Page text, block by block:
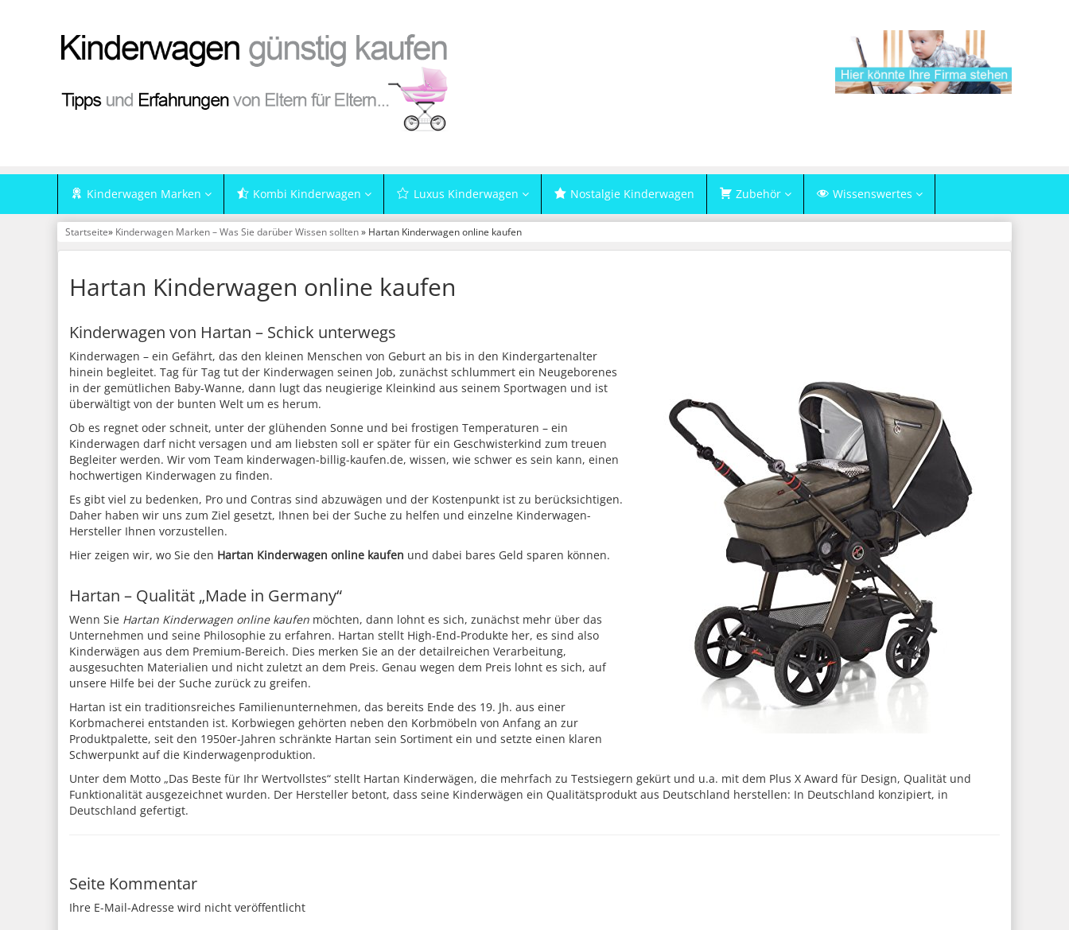
Kinderwagen Marken Kombi Kinderwagen Luxus Kinderwagen Nostalgie Kinderwagen Zubehör Wissenswertes
Startseite» Kinderwagen Marken – Was Sie darüber Wissen sollten» Hartan Kinderwagen online kaufen
Hartan Kinderwagen online kaufen
Kinderwagen von Hartan – Schick unterwegs
Kinderwagen – ein Gefährt, das den kleinen Menschen von Geburt an bis in den Kindergartenalter
hinein begleitet. Tag für Tag tut der Kinderwagen seinen Job, zunächst schlummert ein Neugeborenes
in der gemütlichen Baby-Wanne, dann lugt das neugierige Kleinkind aus seinem Sportwagen und ist
überwältigt von der bunten Welt um es herum.
Ob es regnet oder schneit, unter der glühenden Sonne und bei frostigen Temperaturen – ein
Kinderwagen darf nicht versagen und am liebsten soll er später für ein Geschwisterkind zum treuen
Begleiter werden. Wir vom Team kinderwagen-billig-kaufen.de, wissen, wie schwer es sein kann, einen
hochwertigen Kinderwagen zu finden.
Es gibt viel zu bedenken, Pro und Contras sind abzuwägen und der Kostenpunkt ist zu berücksichtigen.
Daher haben wir uns zum Ziel gesetzt, Ihnen bei der Suche zu helfen und einzelne Kinderwagen-
Hersteller Ihnen vorzustellen.
Hier zeigen wir, wo Sie den Hartan Kinderwagen online kaufen und dabei bares Geld sparen können.
Hartan – Qualität „Made in Germany“
Wenn Sie Hartan Kinderwagen online kaufen möchten, dann lohnt es sich, zunächst mehr über das
Unternehmen und seine Philosophie zu erfahren. Hartan stellt High-End-Produkte her, es sind also
Kinderwägen aus dem Premium-Bereich. Dies merken Sie an der detailreichen Verarbeitung,
ausgesuchten Materialien und nicht zuletzt an dem Preis. Genau wegen dem Preis lohnt es sich, auf
unsere Hilfe bei der Suche zurück zu greifen.
Hartan ist ein traditionsreiches Familienunternehmen, das bereits Ende des 19. Jh. aus einer
Korbmacherei entstanden ist. Korbwiegen gehörten neben den Korbmöbeln von Anfang an zur
Produktpalette, seit den 1950er-Jahren schränkte Hartan sein Sortiment ein und setzte einen klaren
Schwerpunkt auf die Kinderwagenproduktion.
Unter dem Motto „Das Beste für Ihr Wertvollstes“ stellt Hartan Kinderwägen, die mehrfach zu Testsiegern gekürt und u.a. mit dem Plus X Award für Design, Qualität und
Funktionalität ausgezeichnet wurden. Der Hersteller betont, dass seine Kinderwägen ein Qualitätsprodukt aus Deutschland herstellen: In Deutschland konzipiert, in
Deutschland gefertigt.
Seite Kommentar
Ihre E-Mail-Adresse wird nicht veröffentlicht